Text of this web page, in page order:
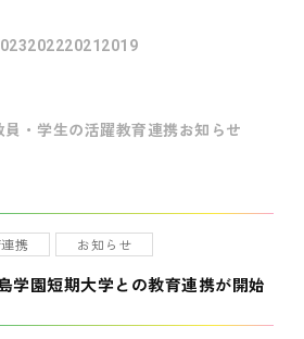
20222021 2019
員・学生の活躍教育連携お知らせ
携 お知らせ
学園短期大学との教育連携が開始